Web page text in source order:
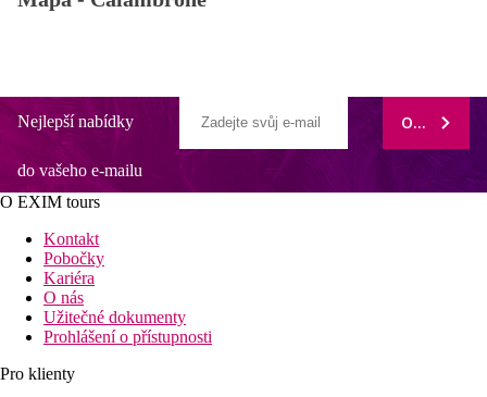
Nejlepší nabídky
do vašeho e-mailu
ODEBÍRAT
O EXIM tours
Kontakt
Pobočky
Kariéra
O nás
Užitečné dokumenty
Prohlášení o přístupnosti
Pro klienty